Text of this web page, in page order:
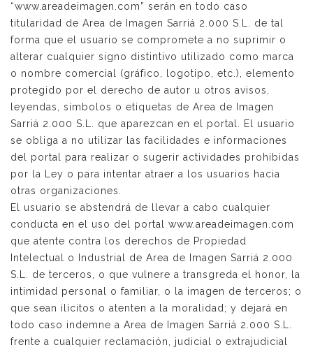
“www.areadeimagen.com” serán en todo caso
titularidad de Area de Imagen Sarriá 2.000 S.L. de tal
forma que el usuario se compromete a no suprimir o
alterar cualquier signo distintivo utilizado como marca
o nombre comercial (gráfico, logotipo, etc.), elemento
protegido por el derecho de autor u otros avisos,
leyendas, símbolos o etiquetas de Area de Imagen
Sarriá 2.000 S.L. que aparezcan en el portal. El usuario
se obliga a no utilizar las facilidades e informaciones
del portal para realizar o sugerir actividades prohibidas
por la Ley o para intentar atraer a los usuarios hacia
otras organizaciones.
El usuario se abstendrá de llevar a cabo cualquier
conducta en el uso del portal www.areadeimagen.com
que atente contra los derechos de Propiedad
Intelectual o Industrial de Area de Imagen Sarriá 2.000
S.L. de terceros, o que vulnere a transgreda el honor, la
intimidad personal o familiar, o la imagen de terceros; o
que sean ilícitos o atenten a la moralidad; y dejará en
todo caso indemne a Area de Imagen Sarriá 2.000 S.L.
frente a cualquier reclamación, judicial o extrajudicial